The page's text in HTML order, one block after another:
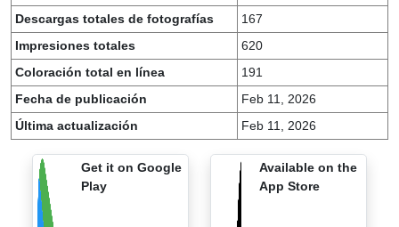
Descargas totales de fotografías
167
Impresiones totales
620
Coloración total en línea
191
Fecha de publicación
Feb 11, 2026
Última actualización
Feb 11, 2026
Get it on Google
Play
Available on the
App Store